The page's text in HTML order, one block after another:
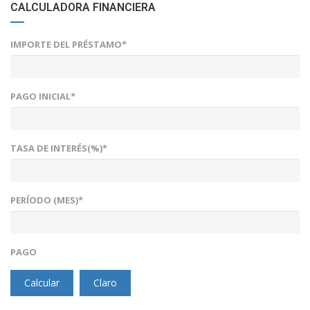
CALCULADORA FINANCIERA
IMPORTE DEL PRÉSTAMO*
PAGO INICIAL*
TASA DE INTERÉS(%)*
PERÍODO (MES)*
PAGO
Calcular Claro